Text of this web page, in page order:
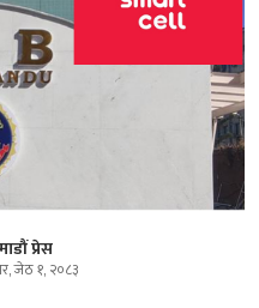
प्रेस
जेठ १, २०८३